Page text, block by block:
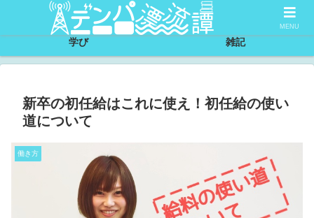
サイトについて
学び 雑記
新卒の初任給はこれに使え！初任給の使い
道について
働き方
MENU